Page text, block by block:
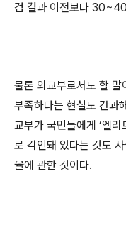
검 결과 이전보다
물론 외교부로서도 할 말
부족하다는 현실도 간과
교부가 국민들에게 ‘엘
로 각인돼 있다는 것도
율에 관한 것이다.